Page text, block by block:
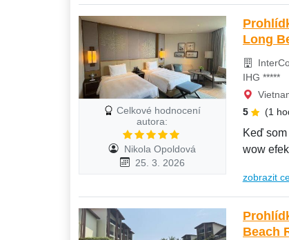
Celkové hodnocení
autora:
Nikola Opoldová
25. 3. 2026
Long
IHG *****
5
(1
Keď
wow
zobrazit
Beach